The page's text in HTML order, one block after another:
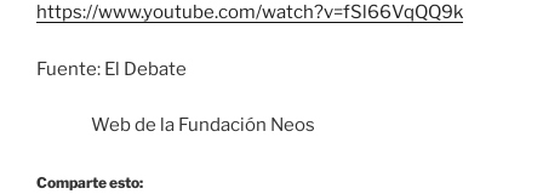
https://www.youtube.com/watch?v=fSl66VqQQ9k
Fuente: El Debate
Web de la Fundación Neos
Comparte esto: